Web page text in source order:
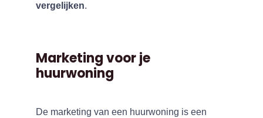
vergelijken.
Marketing voor je
huurwoning
De marketing van een huurwoning is een